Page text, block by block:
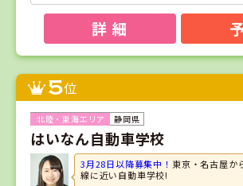
詳 細
5位
静岡県
はいなん自動車学校
3月28日以降募集中！ 東京・名古屋か
線に近い自動車学校!